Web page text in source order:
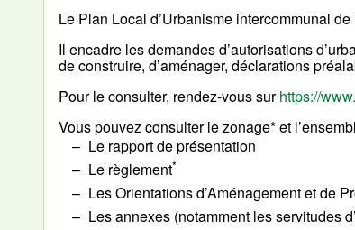
Le Plan Local d’Urbanisme intercommunal
Il encadre les demandes d’autorisations
de construire, d’aménager, déclarations
Pour le consulter, rendez-vous surhttps://
Vous pouvez consulter le zonage* et
Le rapport de présentation
Le règlement*
Les Orientations d’Aménagement et de
Les annexes (notamment les servitudes